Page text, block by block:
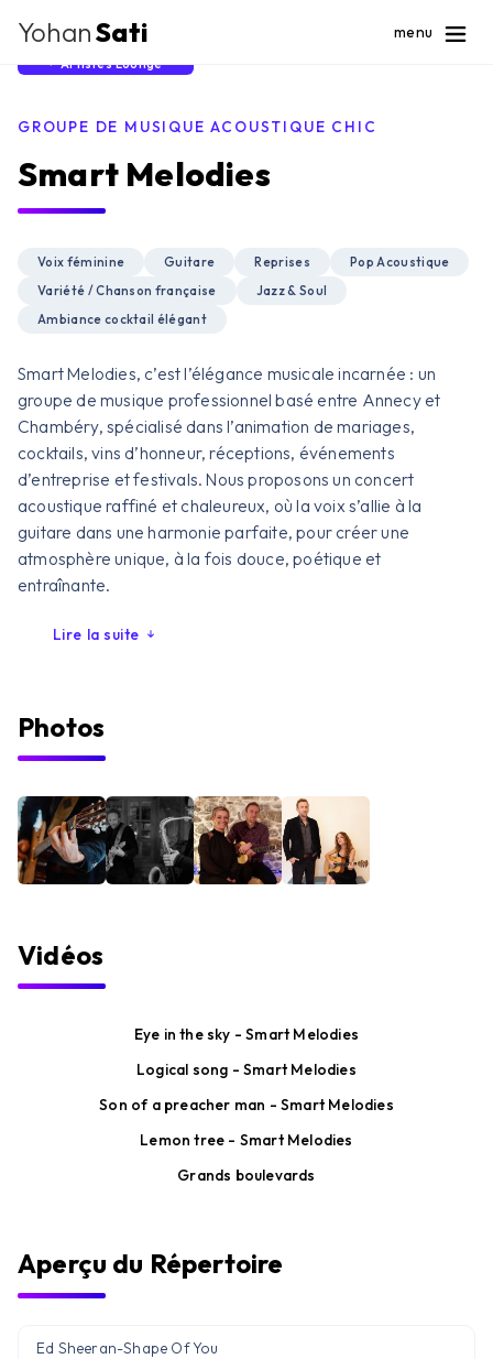
YohanSati menu
Artistes Lounge
GROUPE DE MUSIQUE ACOUSTIQUE CHIC
Smart Melodies
Voix féminine Guitare Reprises
Pop Acoustique
Variété / Chanson française
Jazz & Soul
Ambiance cocktail élégant
Smart Melodies, c’est l’élégance musicale incarnée : un
groupe de musique professionnel basé entre Annecy et
Chambéry, spécialisé dans l’animation de mariages,
cocktails, vins d’honneur, réceptions, événements
d’entreprise et festivals. Nous proposons un concert
acoustique raffiné et chaleureux, où la voix s’allie à la
guitare dans une harmonie parfaite, pour créer une
atmosphère unique, à la fois douce, poétique et
entraînante.
Lire la suite
Photos
Vidéos
Eye in the sky - Smart Melodies
Logical song - Smart Melodies
Son of a preacher man - Smart Melodies
Lemon tree - Smart Melodies
Grands boulevards
Aperçu du Répertoire
Ed Sheeran-Shape Of You